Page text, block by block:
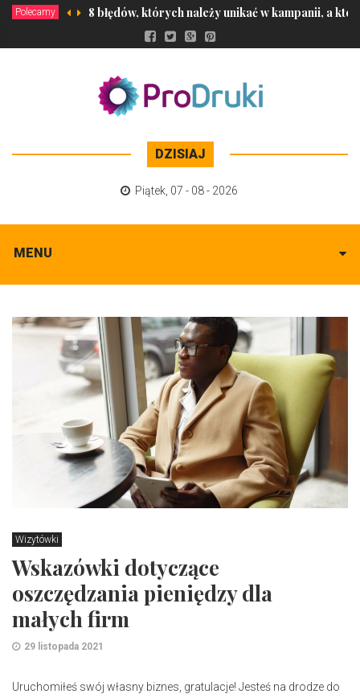
Polecamy 8 błędów, których należy unikać w kampanii, a
DZISIAJ
Piątek 07 - 08 - 2026
MENU
Wizytówki
Wskazówki dotyczące
oszczędzania pieniędzy dla
małych firm
29 listopada 2021
Uruchomiłeś swój własny biznes, gratulacje! Jesteś na drodze do